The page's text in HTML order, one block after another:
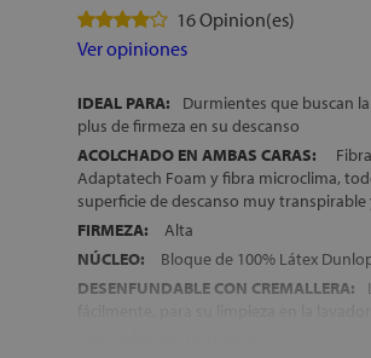
16 Opinion(es)
Ver opiniones
IDEAL PARA:
Durmientes que buscan
plus de firmeza en su descanso
ACOLCHADO EN AMBAS CARAS:
Adaptatech Foam y fibra microclima,
superficie de descanso muy
FIRMEZA:
Alta
NÚCLEO:
Bloque de 100% Látex
DESENFUNDABLE CON CREMALLERA: